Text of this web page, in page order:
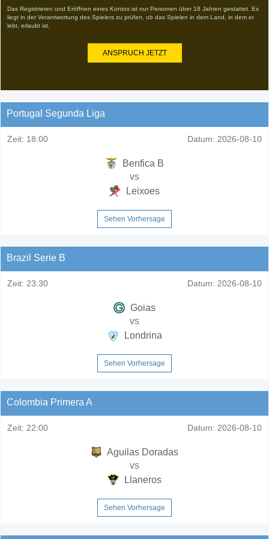
Das Registrieren und Eröffnen eines Kontos ist nur Personen über 18 Jahren gestattet. Es
liegt in der Verantwortung des Spielers zu prüfen, ob das Spielen in dem Land, in dem er
lebt, erlaubt ist.
ANSPRUCH JETZT
Portugal Segunda Liga
Zeit: 18:00 Datum: 2026-08-10
Benfica B
vs
Leixoes
Sehen Vorhersage
Brazil Serie B
Zeit: 23:30 Datum: 2026-08-10
Goias
vs
Londrina
Sehen Vorhersage
Colombia Primera A
Zeit: 22:00 Datum: 2026-08-10
Aguilas Doradas
vs
Llaneros
Sehen Vorhersage